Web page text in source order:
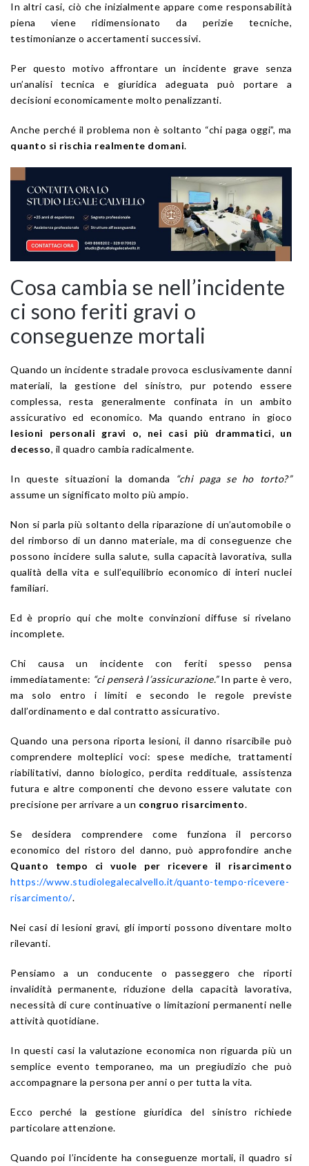
In altri casi, ciò che inizialmente appare come responsabilità
piena viene ridimensionato da perizie tecniche,
testimonianze o accertamenti successivi.
Per questo motivo affrontare un incidente grave senza
un’analisi tecnica e giuridica adeguata può portare a
decisioni economicamente molto penalizzanti.
Anche perché il problema non è soltanto “chi paga oggi”, ma
quanto si rischia realmente domani.
Cosa cambia se nell’incidente
ci sono feriti gravi o
conseguenze mortali
Quando un incidente stradale provoca esclusivamente danni
materiali, la gestione del sinistro, pur potendo essere
complessa, resta generalmente confinata in un ambito
assicurativo ed economico. Ma quando entrano in gioco
lesioni personali gravi o, nei casi più drammatici, un
decesso, il quadro cambia radicalmente.
In queste situazioni la domanda
“chi paga se ho torto?”
assume un significato molto più ampio.
Non si parla più soltanto della riparazione di un’automobile o
del rimborso di un danno materiale, ma di conseguenze che
possono incidere sulla salute, sulla capacità lavorativa, sulla
qualità della vita e sull’equilibrio economico di interi nuclei
familiari.
Ed è proprio qui che molte convinzioni diffuse si rivelano
incomplete.
Chi causa un incidente con feriti spesso pensa
immediatamente: “ci penserà l’assicurazione.”In parte è vero,
ma solo entro i limiti e secondo le regole previste
dall’ordinamento e dal contratto assicurativo.
Quando una persona riporta lesioni, il danno risarcibile può
comprendere molteplici voci: spese mediche, trattamenti
riabilitativi, danno biologico, perdita reddituale, assistenza
futura e altre componenti che devono essere valutate con
precisione per arrivare a un congruo risarcimento.
Se desidera comprendere come funziona il percorso
economico del ristoro del danno, può approfondire anche
Quanto tempo ci vuole per ricevere il risarcimento
https://www.studiolegalecalvello.it/quanto-tempo-ricevere-
risarcimento/.
Nei casi di lesioni gravi, gli importi possono diventare molto
rilevanti.
Pensiamo a un conducente o passeggero che riporti
invalidità permanente, riduzione della capacità lavorativa,
necessità di cure continuative o limitazioni permanenti nelle
attività quotidiane.
In questi casi la valutazione economica non riguarda più un
semplice evento temporaneo, ma un pregiudizio che può
accompagnare la persona per anni o per tutta la vita.
Ecco perché la gestione giuridica del sinistro richiede
particolare attenzione.
Quando poi l’incidente ha conseguenze mortali, il quadro si